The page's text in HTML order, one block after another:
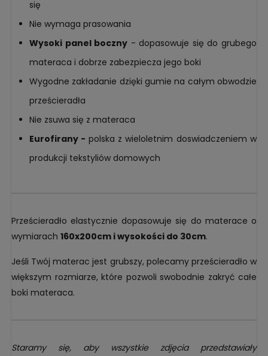
się
Nie wymaga prasowania
Wysoki panel boczny - dopasowuje się do grubego
materaca i dobrze zabezpiecza jego boki
Wygodne zakładanie dzięki gumie na całym obwodzie
prześcieradła
Nie zsuwa się z materaca
Eurofirany - polska z wieloletnim doswiadczeniem w
produkcji tekstyliów domowych
Prześcieradło elastycznie dopasowuje się do materace o
wymiarach 160x200cm i wysokości do 30cm.
Jeśli Twój materac jest grubszy, polecamy prześcieradło w
większym rozmiarze, które pozwoli swobodnie zakryć całe
boki materaca.
Staramy się, aby wszystkie zdjęcia przedstawiały